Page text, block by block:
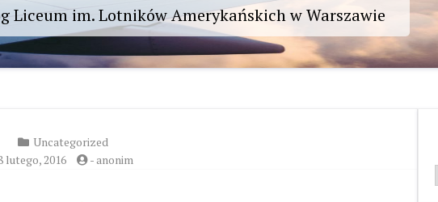
Liceum im. Lotników Amerykańskich w Warszawie
Uncategorized
lutego, 2016 -anonim